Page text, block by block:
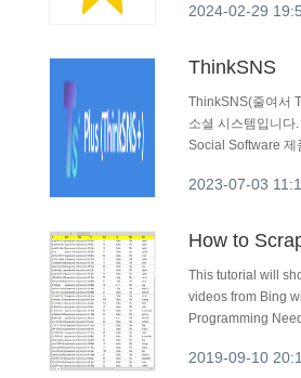
는 홈페이지에서 글
들을 공유하며 개인
2024-02-29
ThinkSNS
ThinkSNS(줄여서
소셜 시스템입니다
Social Software 제
은 기업에 소셜 시
품 구축, 무료 소셜
시스템 유지 관리
공하여 인터넷 플
개발의 핵심 기반을
는 PHP+MySQL
즘을 채택합니다.
2023-07-03
This tutorial will
videos from Bing
Programming
2019-09-10